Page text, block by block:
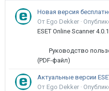
От Ego Dekker ·
ESET Online Scanner
Руководство
(PDF-файл)
Актуальные версии
От Ego Dekker ·